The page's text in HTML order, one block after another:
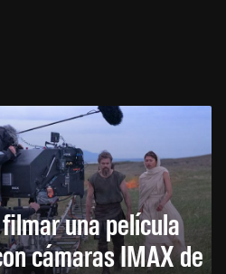
una película
cámaras IMAX de